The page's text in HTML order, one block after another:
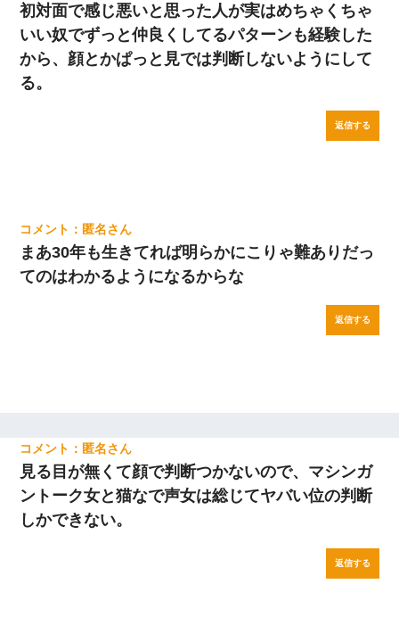
初対面で感じ悪いと思った人が実はめちゃくちゃ
いい奴でずっと仲良くしてるパターンも経験した
から、顔とかぱっと見では判断しないようにして
る。
返信する
匿名
まあ30年も生きてれば明らかにこりゃ難ありだっ
てのはわかるようになるからな
返信する
匿名
見る目が無くて顔で判断つかないので、マシンガ
ントーク女と猫なで声女は総じてヤバい位の判断
しかできない。
返信する